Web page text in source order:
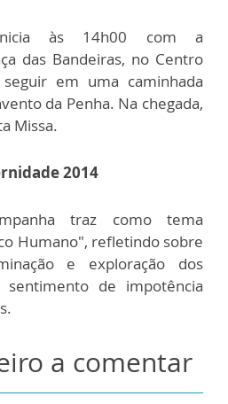
às 14h00 com a
das Bandeiras, no Centro
em uma caminhada
da Penha. Na chegada,
Missa.
2014
traz como tema
Humano", refletindo sobre
e exploração dos
de impotência
a comentar